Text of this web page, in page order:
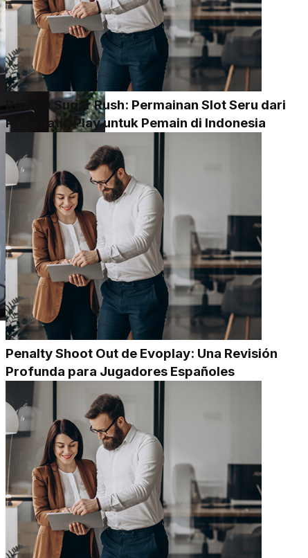
Review Sugar Rush: Permainan Slot Seru dari
Pragmatic Play untuk Pemain di Indonesia
Penalty Shoot Out de Evoplay: Una Revisión
Profunda para Jugadores Españoles